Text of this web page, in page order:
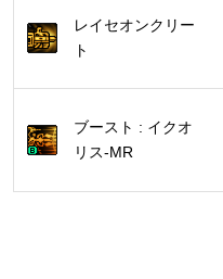
レイセオンクリー
ト
ブースト : イクオ
リス-MR